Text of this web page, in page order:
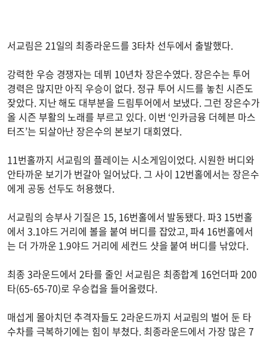
서교림은 21일의 최종라운드를 3타차 선두에서 출발했다.
강력한 우승 경쟁자는 데뷔 10년차 장은수였다. 장은수는 투어
경력은 많지만 아직 우승이 없다. 정규 투어 시드를 놓친 시즌도
잦았다. 지난 해도 대부분을 드림투어에서 보냈다. 그런 장은수가
올 시즌 부활의 노래를 부르고 있다. 이번 ‘인카금융 더헤븐 마스
터즈’는 되살아난 장은수의 본보기 대회였다.
11번홀까지 서교림의 플레이는 시소게임이었다. 시원한 버디와
안타까운 보기가 번갈아 일어났다. 그 사이 12번홀에서는 장은수
에게 공동 선두도 허용했다.
서교림의 승부사 기질은 15, 16번홀에서 발동됐다. 파3 15번홀
에서 3.1야드 거리에 볼을 붙여 버디를 잡았고, 파4 16번홀에서
는 더 가까운 1.9야드 거리에 세컨드 샷을 붙여 버디를 낚았다.
최종 3라운드에서 2타를 줄인 서교림은 최종합계 16언더파 200
타(65-65-70)로 우승컵을 들어올렸다.
매섭게 몰아치던 추격자들도 2라운드까지 서교림의 벌어 둔 타
수차를 극복하기에는 힘이 부쳤다. 최종라운드에서 가장 많은 7